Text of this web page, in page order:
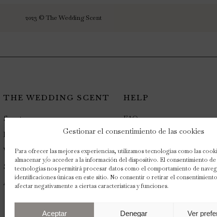
Gestionar el consentimiento de las cookies
Para ofrecer las mejores experiencias, utilizamos tecnologías como las
almacenar y/o acceder a la información del dispositivo. El consentimiento de
tecnologías nos permitirá procesar datos como el comportamiento de
identificaciones únicas en este sitio. No consentir o retirar el
afectar negativamente a ciertas características y funciones.
Aceptar Denegar Ver
2023 © The Wedding Scent
THE WEDDING SCENT
Scents
Packs
Wedding Favours
Scenting Expert
About
HELP
FAQ
Blog
My account
Contact us